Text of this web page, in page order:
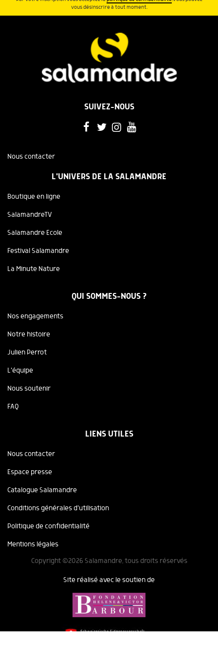
vous désinscrire à tout moment.
SUIVEZ-NOUS
Nous contacter
L'UNIVERS DE LA SALAMANDRE
Boutique en ligne
SalamandreTV
Salamandre Ecole
Festival Salamandre
La Minute Nature
QUI SOMMES-NOUS ?
Nos engagements
Notre histoire
Julien Perrot
L'équipe
Nous soutenir
FAQ
LIENS UTILES
Nous contacter
Espace presse
Catalogue Salamandre
Conditions générales d'utilisation
Politique de confidentialité
Mentions légales
Copyright ©2026 Salamandre, tous droits réservés
Site réalisé avec le soutien de